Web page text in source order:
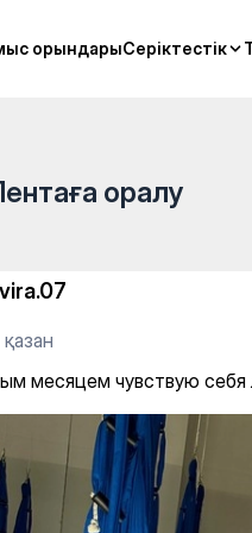
орындарыСеріктестік
орындарыСеріктестік
оралу
қазан
месяцем чувствую